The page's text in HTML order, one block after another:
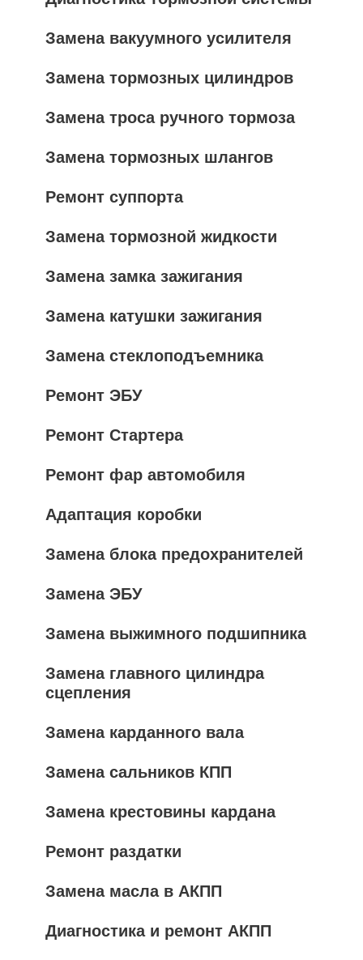
Замена вакуумного усилителя
Замена тормозных цилиндров
Замена троса ручного тормоза
Замена тормозных шлангов
Ремонт суппорта
Замена тормозной жидкости
Замена замка зажигания
Замена катушки зажигания
Замена стеклоподъемника
Ремонт ЭБУ
Ремонт Стартера
Ремонт фар автомобиля
Адаптация коробки
Замена блока предохранителей
Замена ЭБУ
Замена выжимного подшипника
Замена главного цилиндра
сцепления
Замена карданного вала
Замена сальников КПП
Замена крестовины кардана
Ремонт раздатки
Замена масла в АКПП
Диагностика и ремонт АКПП